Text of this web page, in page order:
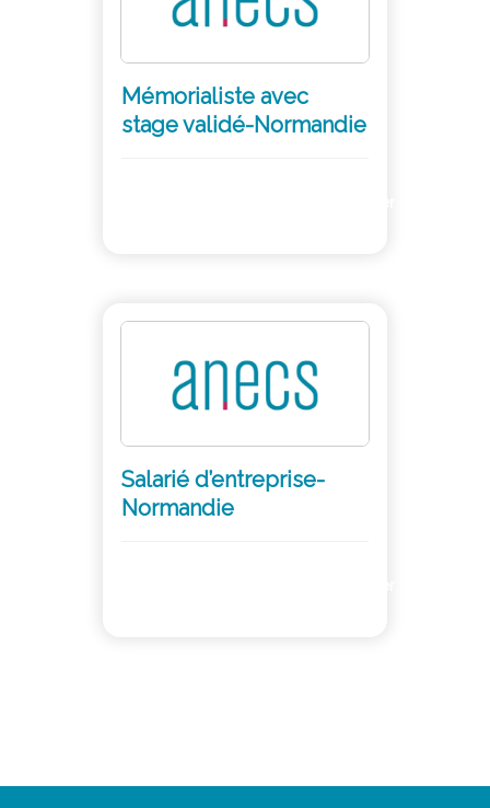
Mémorialiste avec
stage validé-Normandie
Salarié d’entreprise-
Normandie